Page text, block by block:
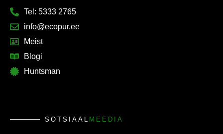
Tel: 5333 2765
info@ecopur.ee
Meist
Blogi
Huntsman
SOTSIAAL MEEDIA